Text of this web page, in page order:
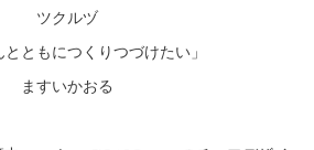
ツクルヅ
とともにつくりつづけたい」
ますいかおる